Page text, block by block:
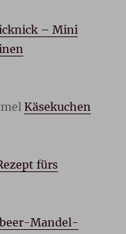
– Mini
Käsekuchen
fürs
Mandel-